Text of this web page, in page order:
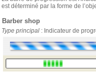
est déterminé par la forme de
Barber shop
Type principal : Indicateur de